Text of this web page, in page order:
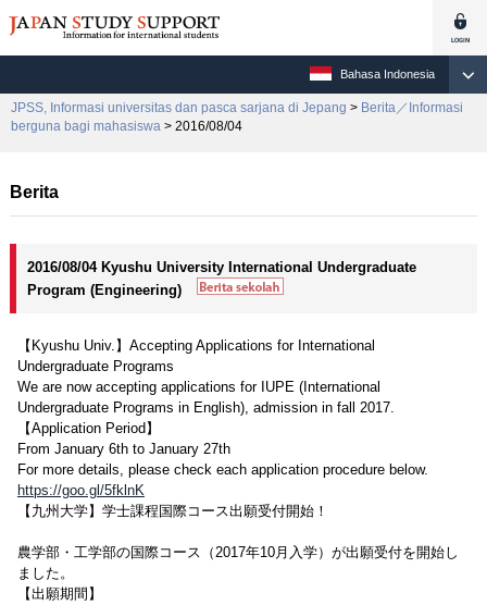
Bahasa Indonesia
JPSS, Informasi universitas dan pasca sarjana di Jepang > Berita／Informasi
berguna bagi mahasiswa > 2016/08/04
Berita
2016/08/04 Kyushu University International Undergraduate
Program (Engineering)
【Kyushu Univ.】Accepting Applications for International
Undergraduate Programs
We are now accepting applications for IUPE (International
Undergraduate Programs in English), admission in fall 2017.
【Application Period】
From January 6th to January 27th
For more details, please check each application procedure below.
https://goo.gl/5fklnK
【九州大学】学士課程国際コース出願受付開始！
農学部・工学部の国際コース（2017年10月入学）が出願受付を開始し
ました。
【出願期間】